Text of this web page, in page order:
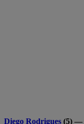
Diego Rodrigues (5) —